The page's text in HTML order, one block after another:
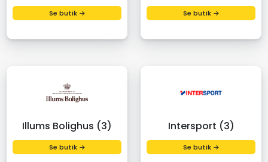
Se butik → Se butik →
Illums Bolighus (3)
Se butik →
Intersport (3)
Se butik →